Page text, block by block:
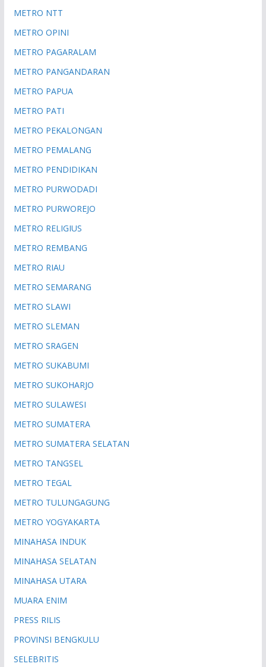
METRO NTT
METRO OPINI
METRO PAGARALAM
METRO PANGANDARAN
METRO PAPUA
METRO PATI
METRO PEKALONGAN
METRO PEMALANG
METRO PENDIDIKAN
METRO PURWODADI
METRO PURWOREJO
METRO RELIGIUS
METRO REMBANG
METRO RIAU
METRO SEMARANG
METRO SLAWI
METRO SLEMAN
METRO SRAGEN
METRO SUKABUMI
METRO SUKOHARJO
METRO SULAWESI
METRO SUMATERA
METRO SUMATERA SELATAN
METRO TANGSEL
METRO TEGAL
METRO TULUNGAGUNG
METRO YOGYAKARTA
MINAHASA INDUK
MINAHASA SELATAN
MINAHASA UTARA
MUARA ENIM
PRESS RILIS
PROVINSI BENGKULU
SELEBRITIS